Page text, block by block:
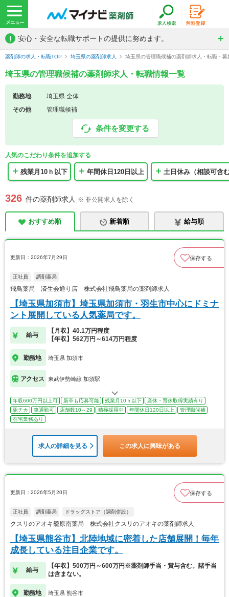
! 安心・安全な転職サポートの提供に努めます。
薬剤師の求人・転職TOP 埼玉県の薬剤師求人 埼玉県の管理職候補の薬剤師求人・転職・募
埼玉県の管理職候補の薬剤師求人・転職情報一覧
勤務地
埼玉県 全体
その他
管理職候補
条件を変更する
人気のこだわり条件を追加する
残業月10ｈ以下 年間休日120日以上 土日休み（相談可含
326 件の薬剤師求人 ※ 非公開求人を除く
おすすめ順 新着順 給与順
更新日：2026年7月29日 保存する
正社員 調剤薬局
飛鳥薬局 済生会通り店 株式会社飛鳥薬局の薬剤師求人
【埼玉県加須市】埼玉県加須市・羽生市中心にドミナ
ント展開している人気薬局です。
給与
【月収】40.1万円程度
【年収】562万円～614万円程度
勤務地 埼玉県 加須市
アクセス 東武伊勢崎線 加須駅
年収600万円以上可 新卒も応募可能 残業月10ｈ以下
産休・育休取得実績有り
駅チカ
車通勤可 店舗数10～29 積極採用中 年間休日120日以上
管理職候補
在宅業務あり
求人の詳細を見る この求人に興味がある
更新日：2026年5月20日 保存する
正社員 調剤薬局 ドラッグストア（調剤併設）
クスリのアオキ籠原南薬局 株式会社クスリのアオキの薬剤師求人
【埼玉県熊谷市】北陸地域に密着した店舗展開！毎年
成長している注目企業です。
給与
【年収】500万円～600万円※薬剤師手当・賞与含む。諸手当
は含まない。
勤務地 埼玉県 熊谷市